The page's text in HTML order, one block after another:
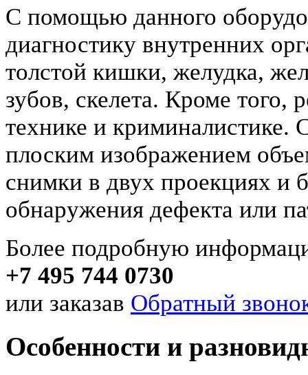
С помощью данного
диагностику внутренних
толстой кишки, желудка,
зубов, скелета. Кроме того,
технике и криминалистике.
плоским изображением
снимки в двух проекциях
обнаружения дефекта или
Более подробную
+7 495 744 0730
или заказав Обратный
Особенности и